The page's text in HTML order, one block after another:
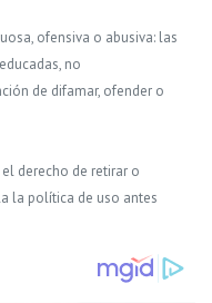
ofensiva o abusiva: las
no
de difamar, ofender o
derecho de retirar o
la política de uso antes